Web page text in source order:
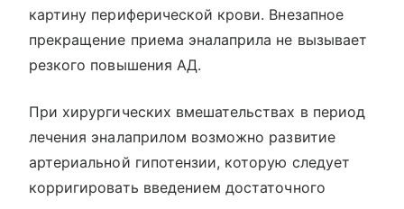
картину периферической крови. Внезапное
прекращение приема эналаприла не вызывает
резкого повышения АД.
При хирургических вмешательствах в период
лечения эналаприлом возможно развитие
артериальной гипотензии, которую следует
корригировать введением достаточного